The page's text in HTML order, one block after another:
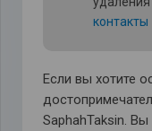
контакты
Если вы хотите
SaphahTaksin.